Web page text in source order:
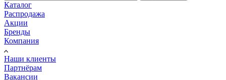
Каталог
Распродажа
Акции
Бренды
Компания
Наши клиенты
Партнёрам
Вакансии